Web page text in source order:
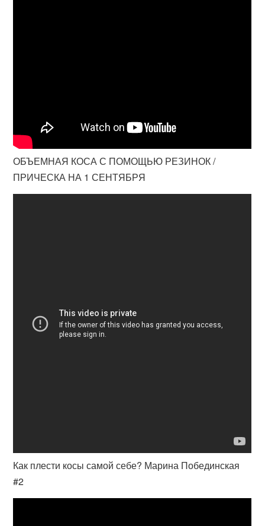
ОБЪЕМНАЯ КОСА С ПОМОЩЬЮ РЕЗИНОК /
ПРИЧЕСКА НА 1 СЕНТЯБРЯ
Как плести косы самой себе? Марина Побединская
#2